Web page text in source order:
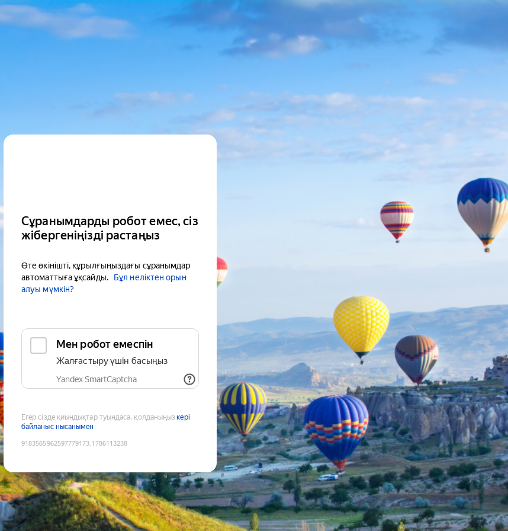
Сұранымдарды робот емес, сіз
жібергеніңізді растаңыз
Өте өкінішті, құрылғыңыздағы сұранымдар
автоматтыға ұқсайды.
Бұл неліктен орын
алуы мүмкін?
Мен робот емеспін
Жалғастыру үшін басыңыз
Yandex SmartCaptcha
Егер сізде қиындықтар туындаса, қолданыңыз кері
байланыс нысанымен
9183565962597779173:1786113238